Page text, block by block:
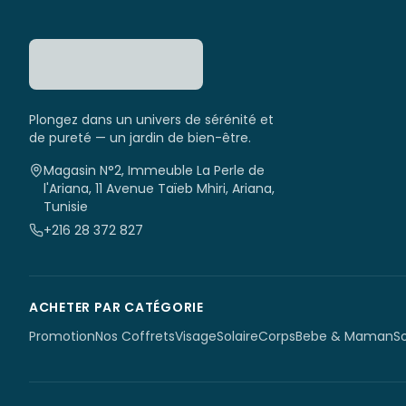
Plongez dans un univers de sérénité et
de pureté — un jardin de bien-être.
Magasin N°2, Immeuble La Perle de
l'Ariana, 11 Avenue Taïeb Mhiri, Ariana,
Tunisie
+216 28 372 827
ACHETER PAR CATÉGORIE
PromotionNos CoffretsVisageSolaireCorpsBebe & Maman